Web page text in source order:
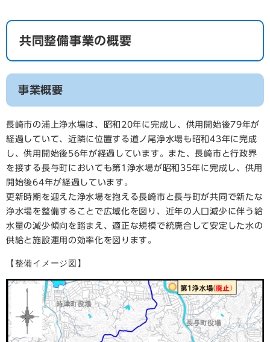
共同整備事業の概要
事業概要
長崎市の浦上浄水場は、昭和20年に完成し、供用開始後79年が
経過していて、近隣に位置する道ノ尾浄水場も昭和43年に完成
し、供用開始後56年が経過しています。また、長崎市と行政界
を接する長与町においても第1浄水場が昭和35年に完成し、供用
開始後64年が経過しています。
更新時期を迎えた浄水場を抱える長崎市と長与町が共同で新たな
浄水場を整備することで広域化を図り、近年の人口減少に伴う給
水量の減少傾向を踏まえ、適正な規模で統廃合して安定した水の
供給と施設運用の効率化を図ります。
【整備イメージ図】